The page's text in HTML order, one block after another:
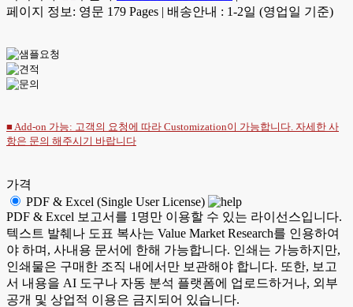
페이지 정보: 영문 179 Pages | 배송안내 : 1-2일 (영업일 기준)
■ Add-on 가능: 고객의 요청에 따라 Customization이 가능합니다. 자세한 사
항은 문의 해주시기 바랍니다
가격
PDF & Excel (Single User License)
PDF & Excel 보고서를 1명만 이용할 수 있는 라이선스입니다.
텍스트 발췌나 도표 복사는 Value Market Research를 인용하여
야 하며, 사내용 문서에 한해 가능합니다. 인쇄는 가능하지만,
인쇄물은 구매한 조직 내에서만 보관해야 합니다. 또한, 보고
서 내용을 AI 도구나 자동 분석 플랫폼에 업로드하거나, 외부
공개 및 상업적 이용은 금지되어 있습니다.